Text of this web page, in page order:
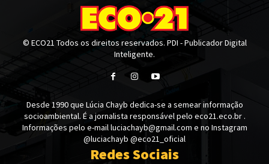
© ECO21 Todos os direitos reservados. PDI - Publicador Digital
Inteligente.
Desde 1990 que Lúcia Chayb dedica-se a semear informação
socioambiental. É a jornalista responsável pelo eco21.eco.br .
Informações pelo e-mail luciachayb@gmail.com e no Instagram
@luciachayb @eco21_oficial
Redes Sociais